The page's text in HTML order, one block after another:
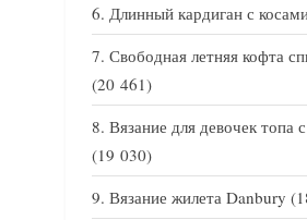
Длинный кардиган с
Свободная летняя кофта
(20 461)
Вязание для девочек топа
(19 030)
Вязание жилета Danbury